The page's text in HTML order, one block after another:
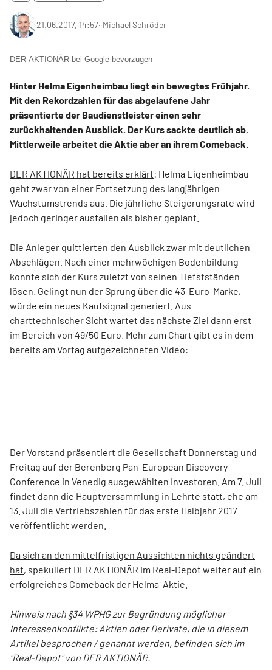
21.06.2017, 14:57‧ Michael Schröder
DER AKTIONÄR bei Google bevorzugen
Hinter Helma Eigenheimbau liegt ein bewegtes Frühjahr.
Mit den Rekordzahlen für das abgelaufene Jahr
präsentierte der Baudienstleister einen sehr
zurückhaltenden Ausblick. Der Kurs sackte deutlich ab.
Mittlerweile arbeitet die Aktie aber an ihrem Comeback.
DER AKTIONÄR hat bereits erklärt: Helma Eigenheimbau
geht zwar von einer Fortsetzung des langjährigen
Wachstumstrends aus. Die jährliche Steigerungsrate wird
jedoch geringer ausfallen als bisher geplant.
Die Anleger quittierten den Ausblick zwar mit deutlichen
Abschlägen. Nach einer mehrwöchigen Bodenbildung
konnte sich der Kurs zuletzt von seinen Tiefstständen
lösen. Gelingt nun der Sprung über die 43-Euro-Marke,
würde ein neues Kaufsignal generiert. Aus
charttechnischer Sicht wartet das nächste Ziel dann erst
im Bereich von 49/50 Euro. Mehr zum Chart gibt es in dem
bereits am Vortag aufgezeichneten Video:
Der Vorstand präsentiert die Gesellschaft Donnerstag und
Freitag auf der Berenberg Pan-European Discovery
Conference in Venedig ausgewählten Investoren. Am 7. Juli
findet dann die Hauptversammlung in Lehrte statt, ehe am
13. Juli die Vertriebszahlen für das erste Halbjahr 2017
veröffentlicht werden.
Da sich an den mittelfristigen Aussichten nichts geändert
hat, spekuliert DER AKTIONÄR im Real-Depot weiter auf ein
erfolgreiches Comeback der Helma-Aktie.
Hinweis nach §34 WPHG zur Begründung möglicher
Interessenkonflikte: Aktien oder Derivate, die in diesem
Artikel besprochen / genannt werden, befinden sich im
"Real-Depot" von DER AKTIONÄR.